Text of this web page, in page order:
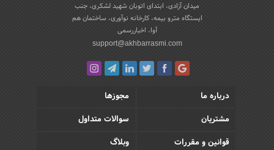
میدان آزادی، ابتدای اتوبان شهید لشکری، جنب
ایستگاه مترو بیمه، کارخانه نوآوری، ساختمان هم
آوا، اخباررسمی
support@akhbarrasmi.com
درباره ما
مجوزها
مشتریان
سوالات متداول
قوانین و مقررات
وبلاگ